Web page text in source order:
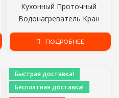
Кухонный Проточный
Водонагреватель Кран
Мгновенный Кран Горячей
Воды Нагреватель
Water torneira eletrica
ПОДРОБНЕЕ
Быстрая доставка!
Бесплатная доставка!